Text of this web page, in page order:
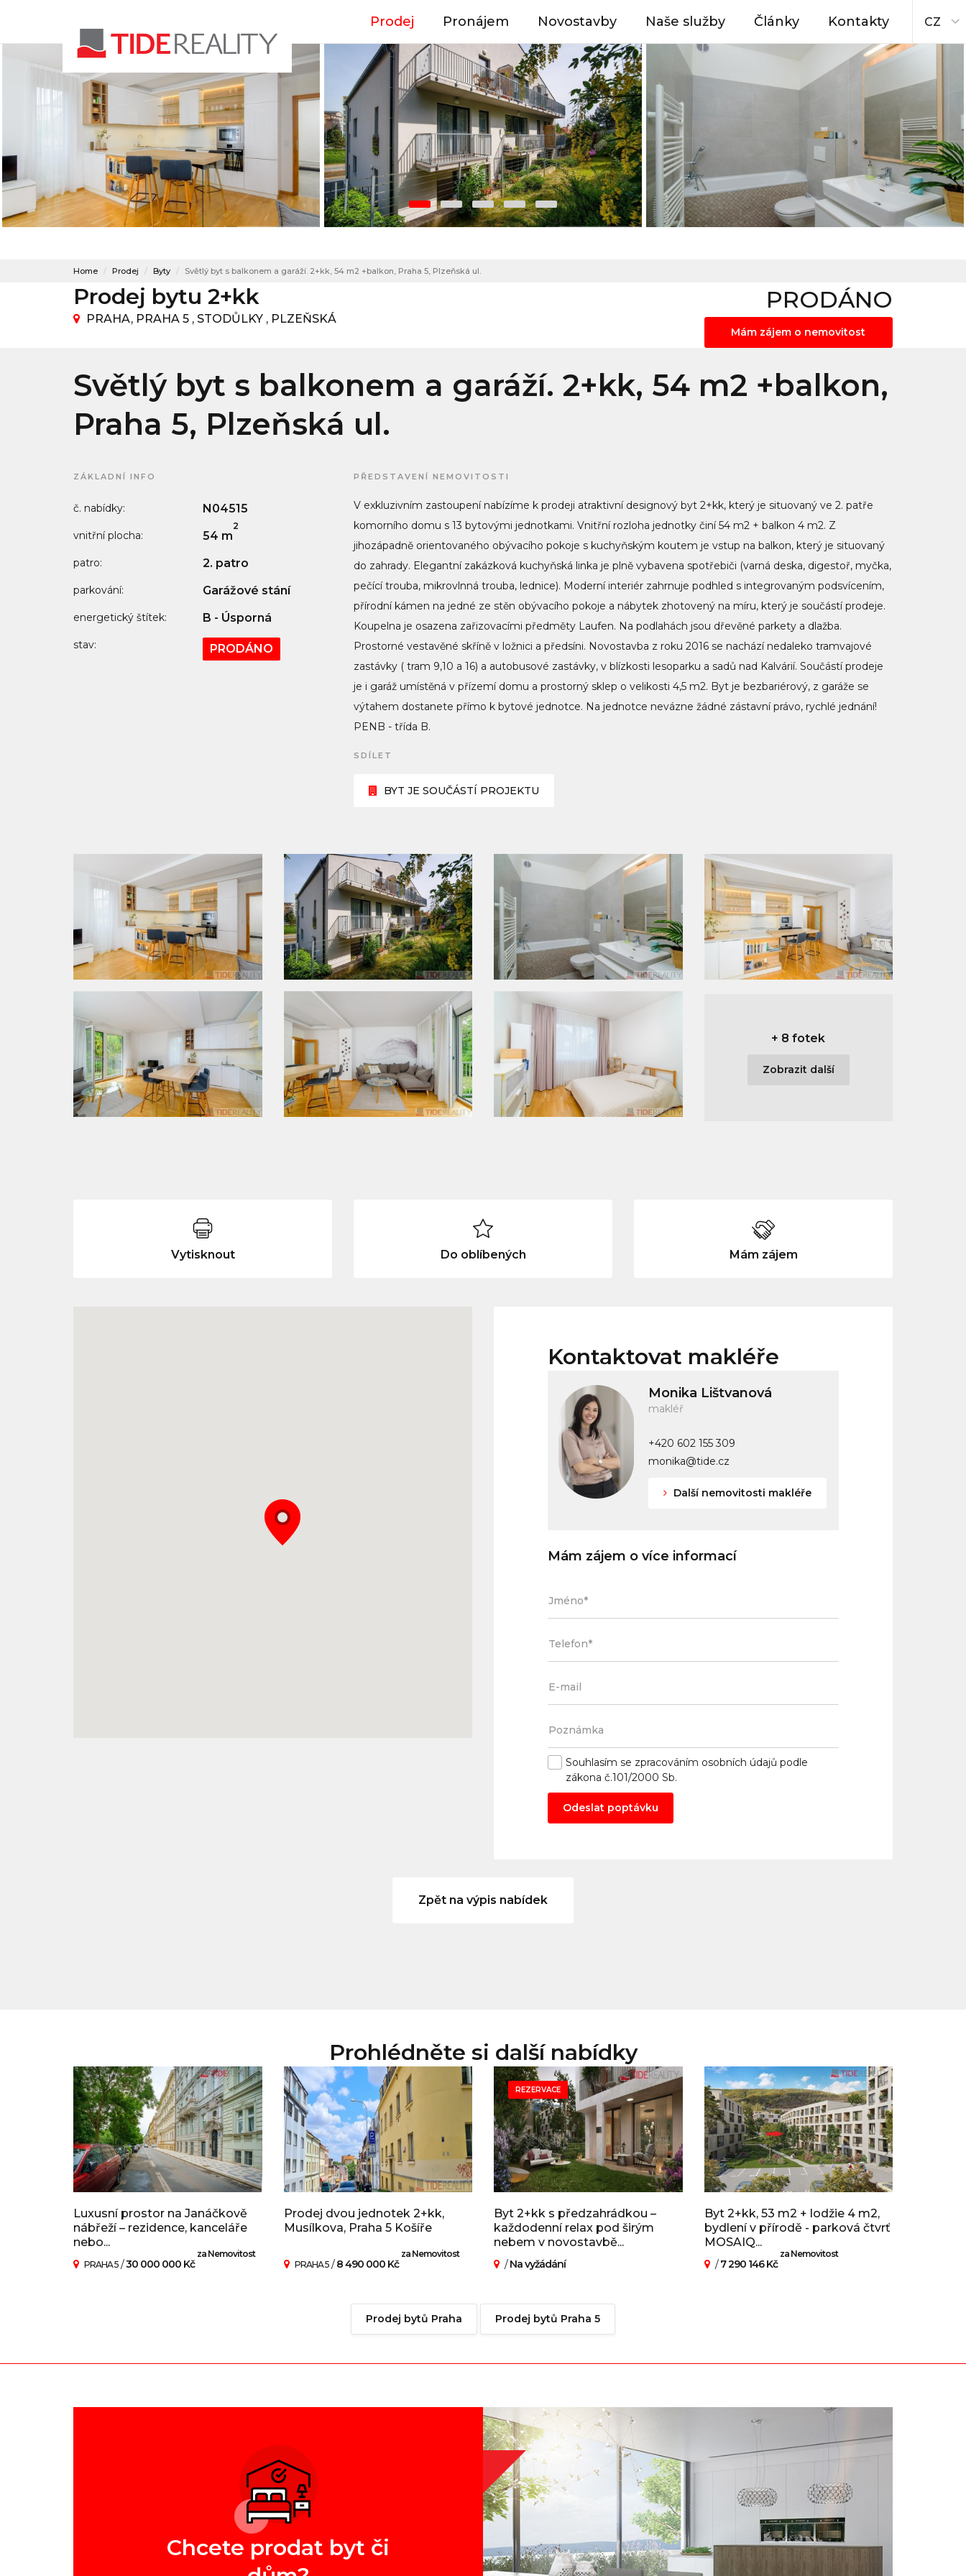
Prodej Pronájem Novostavby Naše služby Články Kontakty CZ
Home Prodej Byty Světlý byt s balkonem a garáží. 2+kk, 54 m2 +balkon, Praha 5, Plzeňská ul.
Prodej bytu 2+kk
PRAHA, PRAHA 5 , STODŮLKY , PLZEŇSKÁ
PRODÁNO
Mám zájem o nemovitost
Světlý byt s balkonem a garáží. 2+kk, 54 m2 +balkon,
Praha 5, Plzeňská ul.
ZÁKLADNÍ INFO
č. nabídky: N04515
vnitřní plocha: 54 m
2
patro: 2. patro
parkování: Garážové stání
energetický štítek: B - Úsporná
stav: PRODÁNO
PŘEDSTAVENÍ NEMOVITOSTI
V exkluzivním zastoupení nabízíme k prodeji atraktivní designový byt 2+kk, který je situovaný ve 2. patře
komorního domu s 13 bytovými jednotkami. Vnitřní rozloha jednotky činí 54 m2 + balkon 4 m2. Z
jihozápadně orientovaného obývacího pokoje s kuchyňským koutem je vstup na balkon, který je situovaný
do zahrady. Elegantní zakázková kuchyňská linka je plně vybavena spotřebiči (varná deska, digestoř, myčka,
pečící trouba, mikrovlnná trouba, lednice). Moderní interiér zahrnuje podhled s integrovaným podsvícením,
přírodní kámen na jedné ze stěn obývacího pokoje a nábytek zhotovený na míru, který je součástí prodeje.
Koupelna je osazena zařizovacími předměty Laufen. Na podlahách jsou dřevěné parkety a dlažba.
Prostorné vestavěné skříně v ložnici a předsíni. Novostavba z roku 2016 se nachází nedaleko tramvajové
zastávky ( tram 9,10 a 16) a autobusové zastávky, v blízkosti lesoparku a sadů nad Kalvárií. Součástí prodeje
je i garáž umístěná v přízemí domu a prostorný sklep o velikosti 4,5 m2. Byt je bezbariérový, z garáže se
výtahem dostanete přímo k bytové jednotce. Na jednotce nevázne žádné zástavní právo, rychlé jednání!
PENB - třída B.
SDÍLET
BYT JE SOUČÁSTÍ PROJEKTU
+ 8 fotek
Zobrazit další
Vytisknout Do oblíbených Mám zájem
Kontaktovat makléře
Monika Lištvanová
makléř
+420 602 155 309
monika@tide.cz
Další nemovitosti makléře
Mám zájem o více informací
Souhlasím se zpracováním osobních údajů podle
zákona č.101/2000 Sb.
Odeslat poptávku
Zpět na výpis nabídek
Prohlédněte si další nabídky
Luxusní prostor na Janáčkově
nábřeží – rezidence, kanceláře
nebo...
PRAHA 5 /30 000 000 Kč
za Nemovitost
Prodej dvou jednotek 2+kk,
Musílkova, Praha 5 Košíře
PRAHA 5/8 490 000 Kč
za Nemovitost
REZERVACE
Byt 2+kk s předzahrádkou –
každodenní relax pod širým
nebem v novostavbě...
/Na vyžádání
Byt 2+kk, 53 m2 + lodžie 4 m2,
bydlení v přírodě - parková čtvrť
MOSAIQ...
/7 290 146 Kč
za Nemovitost
Prodej bytů Praha Prodej bytů Praha 5
Chcete prodat byt či